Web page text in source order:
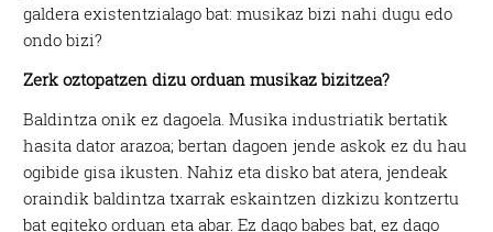
galdera existentzialago bat: musikaz bizi nahi dugu edo
ondo bizi?
Zerk oztopatzen dizu orduan musikaz bizitzea?
Baldintza onik ez dagoela. Musika industriatik bertatik
hasita dator arazoa; bertan dagoen jende askok ez du hau
ogibide gisa ikusten. Nahiz eta disko bat atera, jendeak
oraindik baldintza txarrak eskaintzen dizkizu kontzertu
bat egiteko orduan eta abar. Ez dago babes bat, ez dago